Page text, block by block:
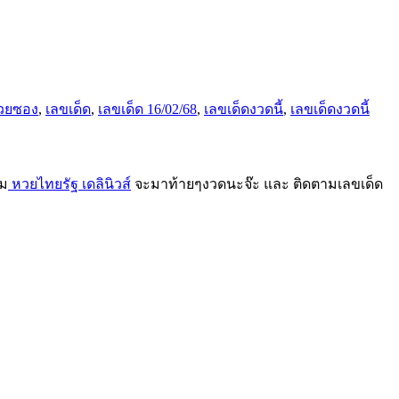
ยซอง, เลขเด็ด, เลขเด็ด 16/02/68, เลขเด็ดงวดนี้, เลขเด็ดงวดนี้
หวยไทยรัฐ เดลินิวส์ จะมาท้ายๆงวดนะจ๊ะ และ ติดตามเลขเด็ด